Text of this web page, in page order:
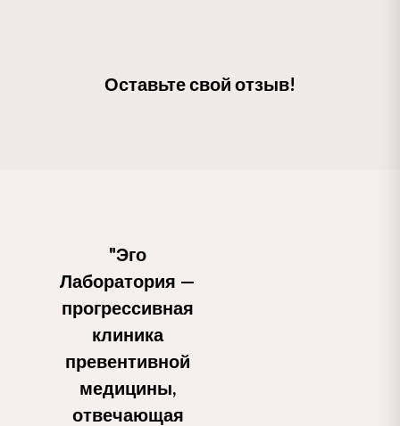
Оставьте свой отзыв!
"Эго
Лаборатория —
прогрессивная
клиника
превентивной
медицины,
отвечающая